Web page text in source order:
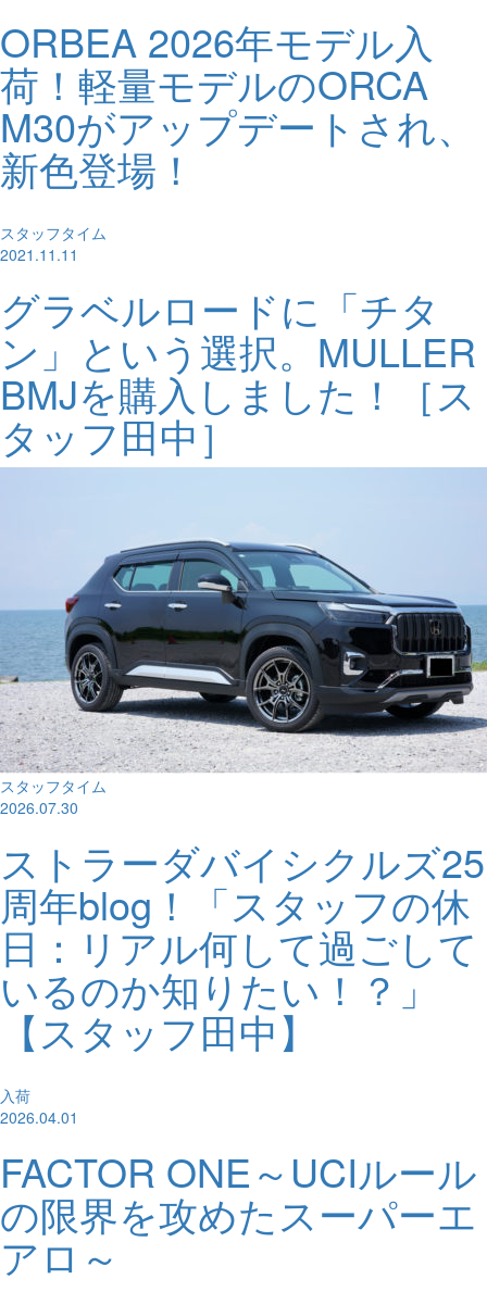
ORBEA 2026年モデル入
荷！軽量モデルのORCA
M30がアップデートされ、
新色登場！
スタッフタイム
2021.11.11
グラベルロードに「チタ
ン」という選択。MULLER
BMJを購入しました！［ス
タッフ田中］
スタッフタイム
2026.07.30
ストラーダバイシクルズ25
周年blog！「スタッフの休
日：リアル何して過ごして
いるのか知りたい！？」
【スタッフ田中】
入荷
2026.04.01
FACTOR ONE～UCIルール
の限界を攻めたスーパーエ
アロ～